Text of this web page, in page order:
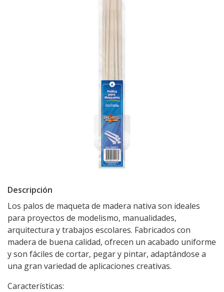
Descripción
Los palos de maqueta de madera nativa son ideales
para proyectos de modelismo, manualidades,
arquitectura y trabajos escolares. Fabricados con
madera de buena calidad, ofrecen un acabado uniforme
y son fáciles de cortar, pegar y pintar, adaptándose a
una gran variedad de aplicaciones creativas.
Características: